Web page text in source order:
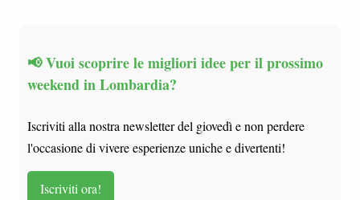
📢 Vuoi scoprire le migliori idee per il prossimo
weekend in Lombardia?
Iscriviti alla nostra newsletter del giovedì e non perdere
l'occasione di vivere esperienze uniche e divertenti!
Iscriviti ora!